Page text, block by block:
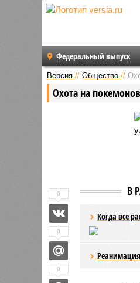
Федеральный выпуск
Версия // Общество //
Охота на
В
Когда все
0
0
0